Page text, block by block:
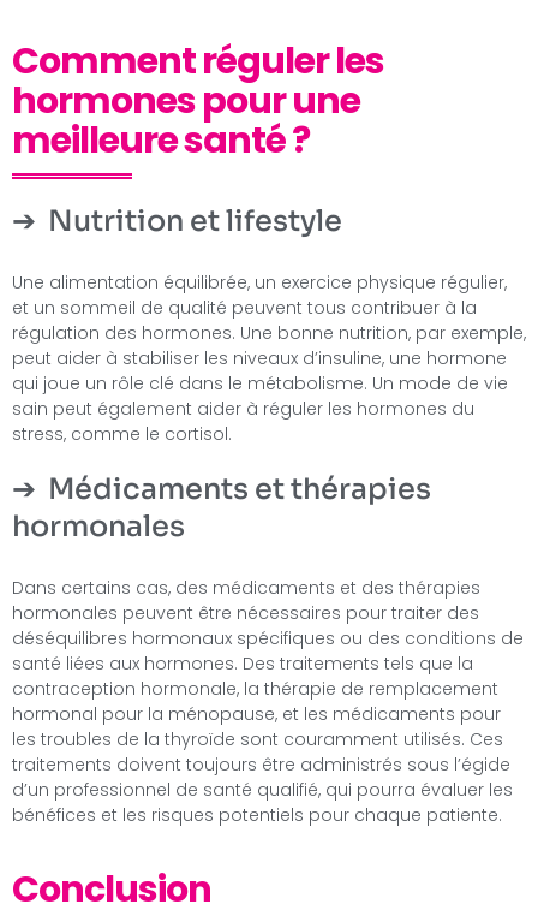
Comment réguler les
hormones pour une
meilleure santé ?
Nutrition et lifestyle
Une alimentation équilibrée, un exercice physique régulier,
et un sommeil de qualité peuvent tous contribuer à la
régulation des hormones. Une bonne nutrition, par exemple,
peut aider à stabiliser les niveaux d’insuline, une hormone
qui joue un rôle clé dans le métabolisme. Un mode de vie
sain peut également aider à réguler les hormones du
stress, comme le cortisol.
Médicaments et thérapies
hormonales
Dans certains cas, des médicaments et des thérapies
hormonales peuvent être nécessaires pour traiter des
déséquilibres hormonaux spécifiques ou des conditions de
santé liées aux hormones. Des traitements tels que la
contraception hormonale, la thérapie de remplacement
hormonal pour la ménopause, et les médicaments pour
les troubles de la thyroïde sont couramment utilisés. Ces
traitements doivent toujours être administrés sous l’égide
d’un professionnel de santé qualifié, qui pourra évaluer les
bénéfices et les risques potentiels pour chaque patiente.
Conclusion